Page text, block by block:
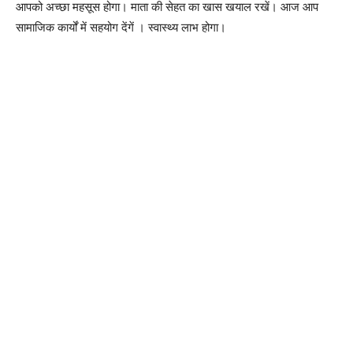
आपको अच्छा महसूस होगा। माता की सेहत का खास खयाल रखें। आज आप
सामाजिक कार्यों में सहयोग देंगें । स्वास्थ्य लाभ होगा।